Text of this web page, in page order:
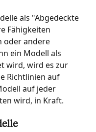
als "Abgedeckte
Fähigkeiten
oder andere
ein Modell als
wird, wird es zur
Richtlinien auf
auf jeder
wird, in Kraft.